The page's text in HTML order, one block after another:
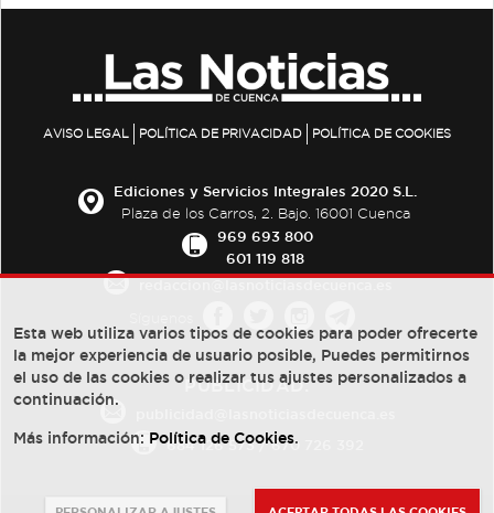
AVISO LEGAL POLÍTICA DE PRIVACIDAD POLÍTICA DE COOKIES
Ediciones y Servicios Integrales 2020 S.L.
Plaza de los Carros, 2. Bajo. 16001 Cuenca
969 693 800
601 119 818
PUBLICIDAD:
684 126 573/670 726 392
Esta web utiliza varios tipos de cookies para poder ofrecerte
la mejor experiencia de usuario posible, Puedes permitirnos
el uso de las cookies o realizar tus ajustes personalizados a
continuación.
Más información: Política de Cookies.